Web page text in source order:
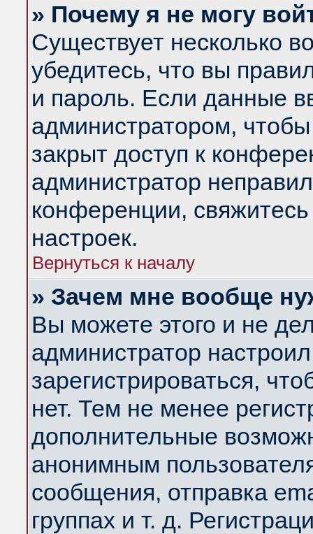
» Почему я не могу
Существует несколько
убедитесь, что вы
и пароль. Если данные
администратором,
закрыт доступ к
администратор
конференции,
настроек.
Вернуться к началу
» Зачем мне вообще
Вы можете этого и не
администратор
зарегистрироваться,
нет. Тем не менее
дополнительные
анонимным
сообщения, отправка
группах и т. д.